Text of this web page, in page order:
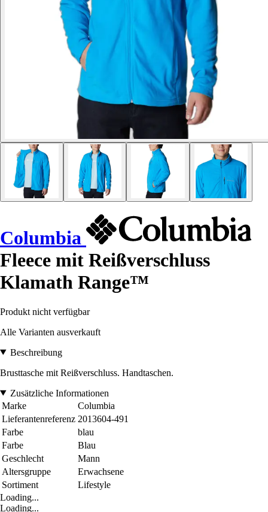
Columbia
Fleece mit Reißverschluss
Klamath Range™
Produkt nicht verfügbar
Alle Varianten ausverkauft
Beschreibung
Brusttasche mit Reißverschluss. Handtaschen.
Zusätzliche Informationen
Marke
Columbia
Lieferantenreferenz 2013604-491
Farbe
blau
Farbe
Blau
Geschlecht
Mann
Altersgruppe
Erwachsene
Sortiment
Lifestyle
Loading...
Loading...